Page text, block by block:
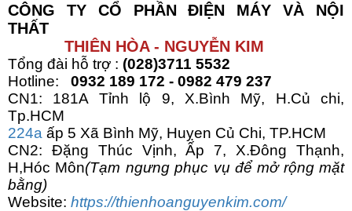
CÔNG TY CỔ PHẦN ĐIỆN MÁY VÀ NỘI
THẤT
THIÊN HÒA - NGUYỄN KIM
Tổng đài hỗ trợ : (028)3711 5532
Hotline: 0932 189 172 - 0982 479 237
CN1: 181A Tỉnh lộ 9, X.Bình Mỹ, H.Củ chi,
Tp.HCM
224a ấp 5 Xã Bình Mỹ, Huỵen Củ Chi, TP.HCM
CN2: Đặng Thúc Vịnh, Ấp 7, X.Đông Thạnh,
H,Hóc Môn(Tạm ngưng phục vụ để mở rộng mặt
bằng)
Website: https://thienhoanguyenkim.com/